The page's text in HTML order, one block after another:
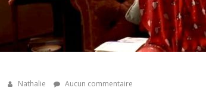
Nathalie Aucun commentaire